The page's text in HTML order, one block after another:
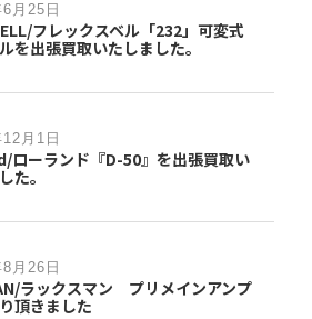
月25日
フレックスベル「232」可変式
を出張買取いたしました。
月1日
ローランド『D-50』を出張買取い
た。
月26日
ラックスマン プリメインアンプ
頂きました